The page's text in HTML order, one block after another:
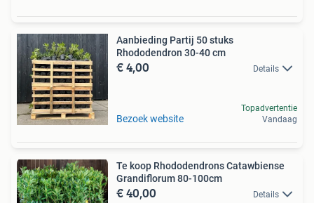
Aanbieding Partij 50 stuks
Rhododendron 30-40 cm
€ 4,00 Details
Bezoek website
Topadvertentie
Vandaag
Te koop Rhododendrons Catawbiense
Grandiflorum 80-100cm
€ 40,00 Details